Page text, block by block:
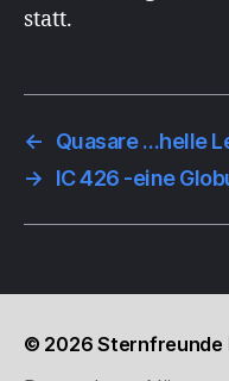
statt.
←
Quasare …helle
→
IC 426 -eine
© 2026Sternfreunde